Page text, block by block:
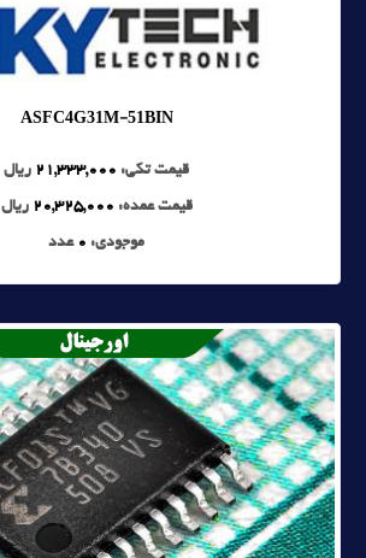
ASFC4G31M-51BIN
قیمت تکی: 21,333,000 ریال
قیمت عمده: 20,325,000 ریال
موجودی: 0 عدد